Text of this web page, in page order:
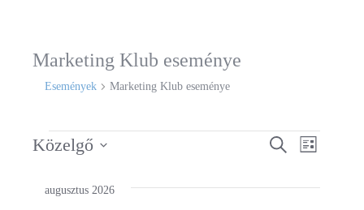
Marketing Klub eseménye
Események Marketing Klub eseménye
Események
Események
Keresett
kifejezés
Lista
Közelgő
kiválasztása.
augusztus 2026